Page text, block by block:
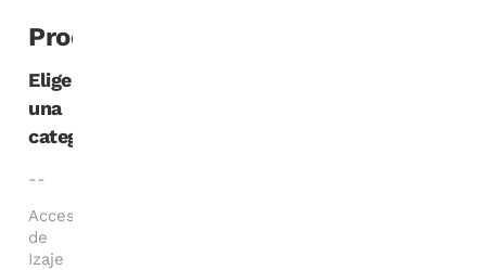
Productos
Elige
una
categoría
--
Accesorios
de
Izaje